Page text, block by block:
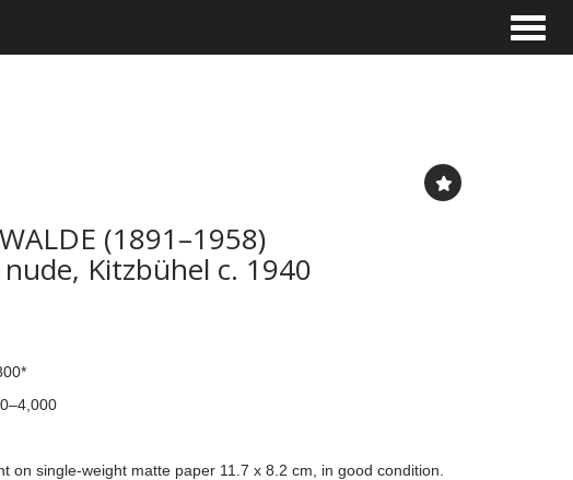
(1891–1958)
Kitzbühel c. 1940
on single-weight matte paper 11.7 x 8.2 cm, in good condition.